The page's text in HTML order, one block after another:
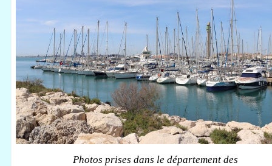
Photos prises dans le département des